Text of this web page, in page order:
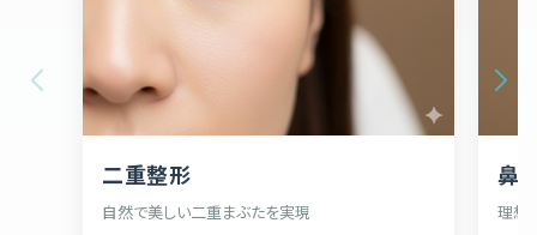
二重整形
自然で美しい二重まぶたを実現
鼻
理想